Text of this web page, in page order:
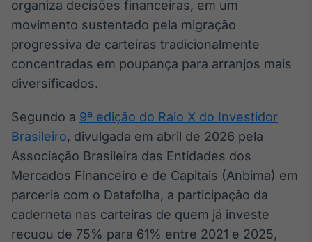
negociação de
ativos
Broadcast
integração de
conteúdos e
dados
Broadcast
Ticker
Cotações e
headlines de
notícias
organiza decisões financeiras, em um
movimento sustentado pela migração
progressiva de carteiras tradicionalmente
concentradas em poupança para arranjos mais
diversificados.
Segundo a 9ª edição do Raio X do Investidor
Brasileiro, divulgada em abril de 2026 pela
Associação Brasileira das Entidades dos
Mercados Financeiro e de Capitais (Anbima) em
parceria com o Datafolha, a participação da
caderneta nas carteiras de quem já investe
recuou de 75% para 61% entre 2021 e 2025,